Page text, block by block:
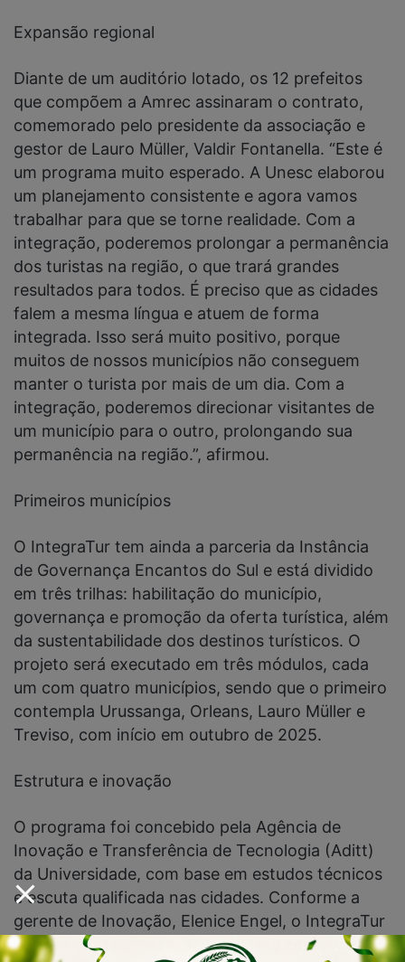
Expansão regional
Diante de um auditório lotado, os 12 prefeitos
que compõem a Amrec assinaram o contrato,
comemorado pelo presidente da associação e
gestor de Lauro Müller, Valdir Fontanella. “Este é
um programa muito esperado. A Unesc elaborou
um planejamento consistente e agora vamos
trabalhar para que se torne realidade. Com a
integração, poderemos prolongar a permanência
dos turistas na região, o que trará grandes
resultados para todos. É preciso que as cidades
falem a mesma língua e atuem de forma
integrada. Isso será muito positivo, porque
muitos de nossos municípios não conseguem
manter o turista por mais de um dia. Com a
integração, poderemos direcionar visitantes de
um município para o outro, prolongando sua
permanência na região.”, afirmou.
Primeiros municípios
O IntegraTur tem ainda a parceria da Instância
de Governança Encantos do Sul e está dividido
em três trilhas: habilitação do município,
governança e promoção da oferta turística, além
da sustentabilidade dos destinos turísticos. O
projeto será executado em três módulos, cada
um com quatro municípios, sendo que o primeiro
contempla Urussanga, Orleans, Lauro Müller e
Treviso, com início em outubro de 2025.
Estrutura e inovação
O programa foi concebido pela Agência de
Inovação e Transferência de Tecnologia (Aditt)
da Universidade, com base em estudos técnicos
e escuta qualificada nas cidades. Conforme a
gerente de Inovação, Elenice Engel, o IntegraTur
nasceu da ideia de uma plataforma capaz de